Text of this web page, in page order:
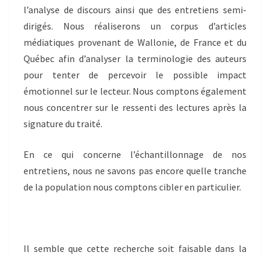
l’analyse de discours ainsi que des entretiens semi-
dirigés. Nous réaliserons un corpus d’articles
médiatiques provenant de Wallonie, de France et du
Québec afin d’analyser la terminologie des auteurs
pour tenter de percevoir le possible impact
émotionnel sur le lecteur. Nous comptons également
nous concentrer sur le ressenti des lectures après la
signature du traité.
En ce qui concerne l’échantillonnage de nos
entretiens, nous ne savons pas encore quelle tranche
de la population nous comptons cibler en particulier.
Il semble que cette recherche soit faisable dans la